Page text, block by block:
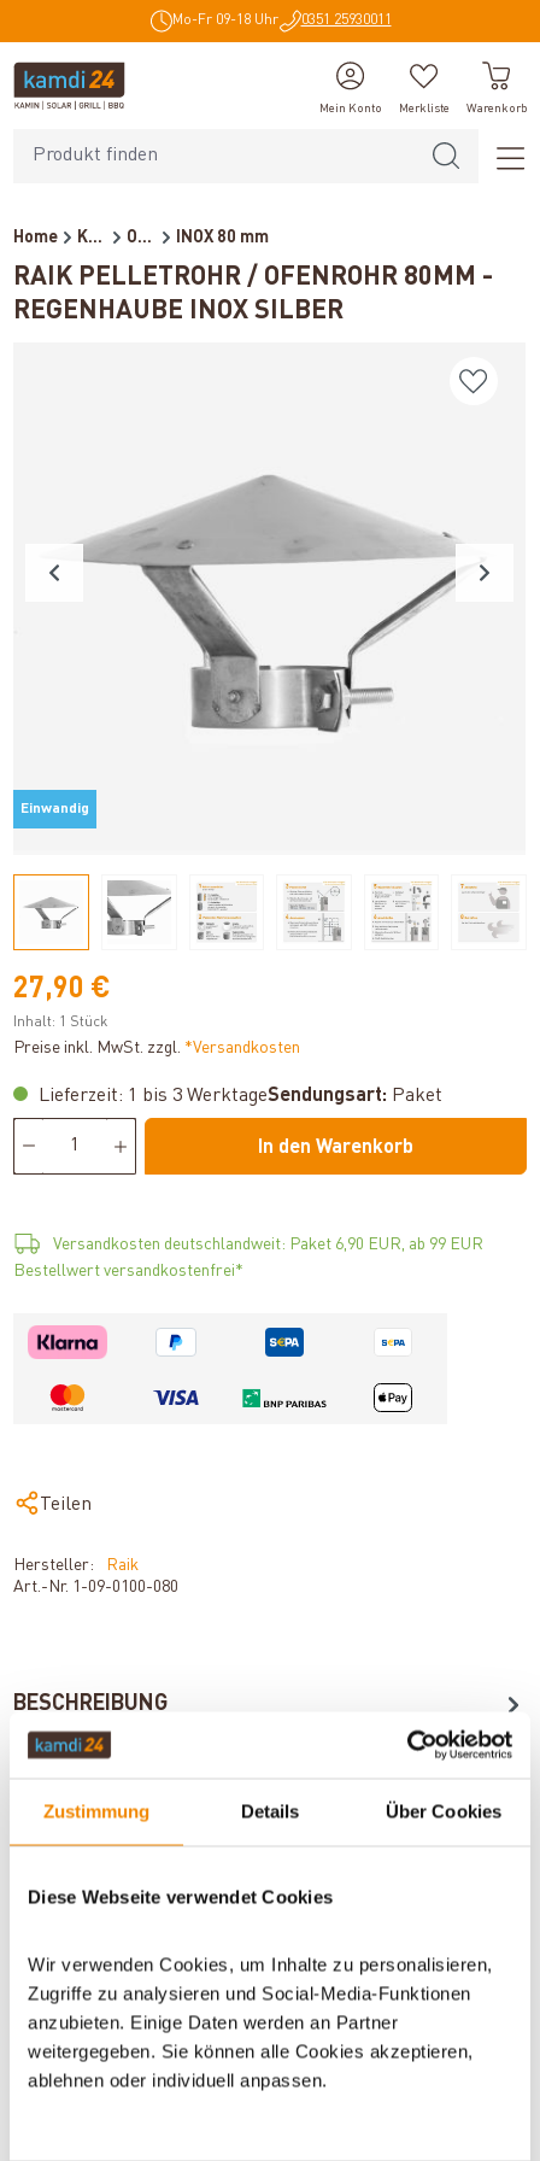
Zustimmung Details Über Cookies
Diese Webseite verwendet Cookies
Wir verwenden Cookies, um Inhalte zu personalisieren,
Zugriffe zu analysieren und Social-Media-Funktionen
anzubieten. Einige Daten werden an Partner
weitergegeben. Sie können alle Cookies akzeptieren,
ablehnen oder individuell anpassen.
Mo-Fr 09-18 Uhr 0351 25930011
Mein Konto Merkliste Warenkorb
Home Kaminzubehör Ofenrohre für Pelletöfen INOX 80 mm
RAIK PELLETROHR / OFENROHR 80MM -
REGENHAUBE INOX SILBER
Einwandig
27,90 €
Inhalt: 1 Stück
Preise inkl. MwSt. zzgl. *Versandkosten
Lieferzeit: 1 bis 3 WerktageSendungsart: Paket
In den Warenkorb
Versandkosten deutschlandweit: Paket 6,90 EUR, ab 99 EUR
Bestellwert versandkostenfrei*
Teilen
Hersteller:
Raik
Art.-Nr. 1-09-0100-080
BESCHREIBUNG
BEWERTUNGEN (0)
WICHTIGE INFOS
Artikeldatenblatt drucken Frage zum Artikel